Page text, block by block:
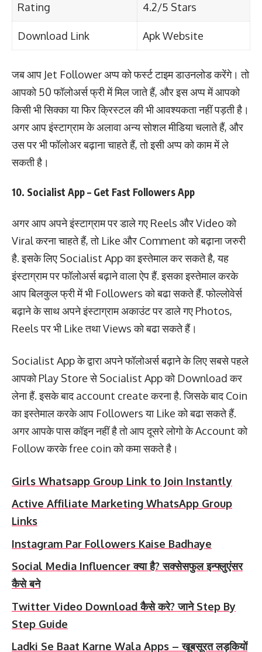
Rating 4.2/5 Stars
Download Link Apk Website
जब आप Jet Follower अप्प को फर्स्ट टाइम डाउनलोड करेंगे। तो
आपको 50 फॉलोअर्स फ्री में मिल जाते हैं, और इस अप्प में आपको
किसी भी सिक्का या फिर क्रिस्टल की भी आवश्यकता नहीं पड़ती है।
अगर आप इंस्टाग्राम के अलावा अन्य सोशल मीडिया चलाते हैं, और
उस पर भी फॉलोअर बढ़ाना चाहते हैं, तो इसी अप्प को काम में ले
सकती है।
10. Socialist App – Get Fast Followers App
अगर आप अपने इंस्टाग्राम पर डाले गए Reels और Video को
Viral करना चाहते हैं, तो Like और Comment को बढ़ाना जरुरी
है. इसके लिए Socialist App का इस्तेमाल कर सकते है, यह
इंस्टाग्राम पर फॉलोअर्स बढ़ाने वाला ऐप हैं. इसका इस्तेमाल करके
आप बिलकुल फ्री में भी Followers को बढा सकते हैं. फोल्लोवेर्स
बढ़ाने के साथ अपने इंस्टाग्राम अकाउंट पर डाले गए Photos,
Reels पर भी Like तथा Views को बढा सकते हैं।
Socialist App के द्वारा अपने फॉलोअर्स बढ़ाने के लिए सबसे पहले
आपको Play Store से Socialist App को Download कर
लेना हैं. इसके बाद account create करना है. जिसके बाद Coin
का इस्तेमाल करके आप Followers या Like को बढा सकते हैं.
अगर आपके पास कॉइन नहीं है तो आप दूसरे लोगो के Account को
Follow करके free coin को कमा सकते है।
Girls Whatsapp Group Link to Join Instantly
Active Affiliate Marketing WhatsApp Group
Links
Instagram Par Followers Kaise Badhaye
Social Media Influencer क्या है? सक्सेसफुल इन्फ्लुएंसर
कैसे बने
Twitter Video Download कैसे करे? जाने Step By
Step Guide
Ladki Se Baat Karne Wala Apps – खूबसूरत लड़कियों